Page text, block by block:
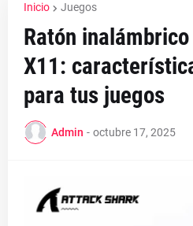
Inicio Juegos
Ratón
X11:
para tus juegos
Admin - octubre 17, 2025